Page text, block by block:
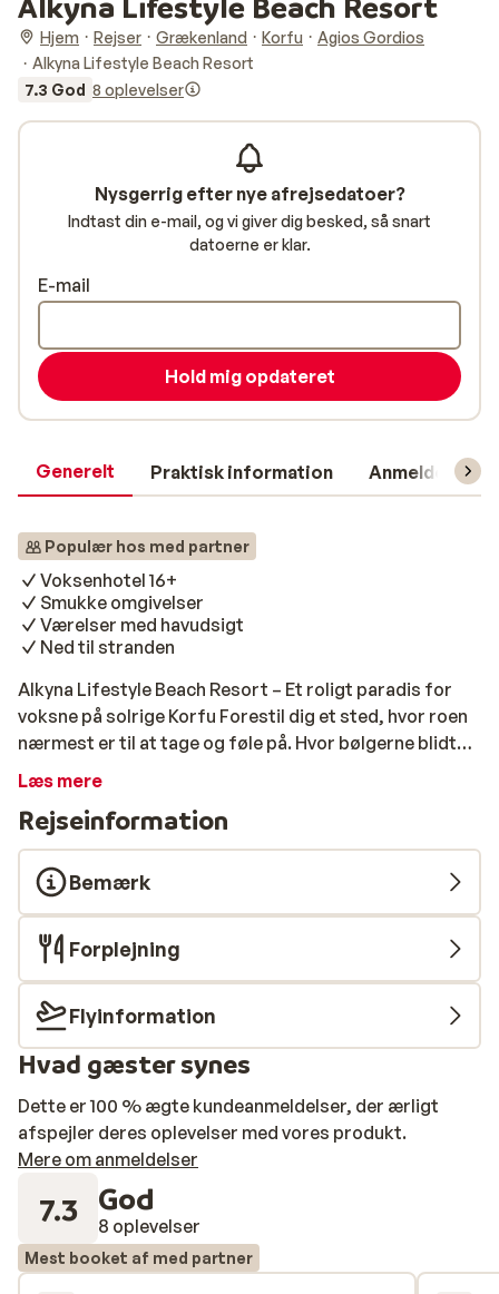
Hjem Rejser Grækenland Korfu
Agios Gordios
Alkyna Lifestyle Beach Resort
7.3 God 8 oplevelser
Generelt Praktisk information Anmeldelser
Populær hos med partner
Voksenhotel 16+
Smukke omgivelser
Værelser med havudsigt
Ned til stranden
Alkyna Lifestyle Beach Resort – Et roligt paradis for
voksne på solrige Korfu Forestil dig et sted, hvor roen
nærmest er til at tage og føle på. Hvor bølgerne blidt
rammer stranden, og solen danser over den vestlige
sådan et sted – et nyrenoveret adults only-resort (16+),
perfekt til dig, der længes efter afslapning og komfort
i smukke omgivelser. Fra resortet har du direkte
adgang til stranden via trappetrin, og med hele to
swimmingpools og all inclusive er alt klar til, at du kan
læne dig tilbage og bare nyde livet. Indretningen er lys
og luftig med naturlige materialer og rolige farver.
Værelserne er indbydende og komfortable med
rummelige badeværelser samt altan eller terrasse –
mange med udsigt til enten haven eller det glitrende
eller frister det med lidt selvforkælelse i
wellnesscentret? Du bestemmer. Her er både sauna og
massage, og for dig der gerne vil være aktiv, er der
fitness og pilates på programmet. Og når sulten
melder sig, står det lækre all inclusive-bord klar.
Læs mere
Rejseinformation
Bemærk
Forplejning
Flyinformation
Hvad gæster synes
Dette er 100 % ægte kundeanmeldelser, der ærligt
afspejler deres oplevelser med vores produkt.
Mere om anmeldelser
7.3 God
8 oplevelser
Mest booket af med partner
Nysgerrig efter nye afrejsedatoer?
Indtast din e-mail, og vi giver dig besked, så snart
datoerne er klar.
E-mail
Hold mig opdateret